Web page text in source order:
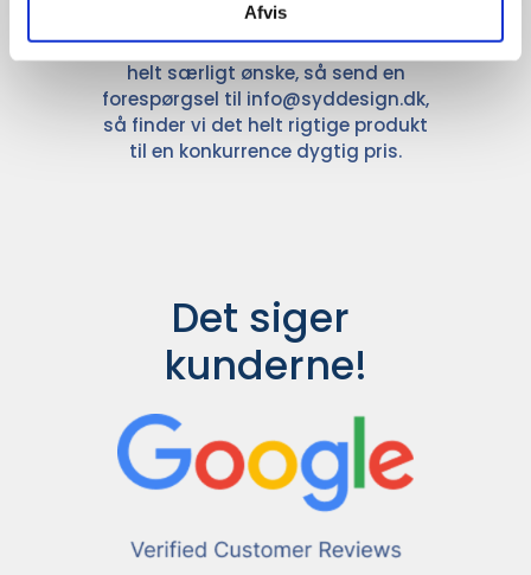
Afvis
Udvalget er langt større, så har I en
idé til et konkret produkt, eller et
helt særligt ønske, så send en
forespørgsel til info@syddesign.dk,
så finder vi det helt rigtige produkt
til en konkurrence dygtig pris.
Det siger
kunderne!